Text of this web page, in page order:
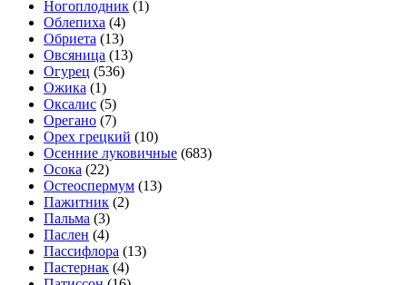
Ногоплодник (1)
Облепиха (4)
Обриета (13)
Овсяница (13)
Огурец (536)
Ожика (1)
Оксалис (5)
Орегано (7)
Орех грецкий (10)
Осенние луковичные (683)
Осока (22)
Остеоспермум (13)
Пажитник (2)
Пальма (3)
Паслен (4)
Пассифлора (13)
Пастернак (4)